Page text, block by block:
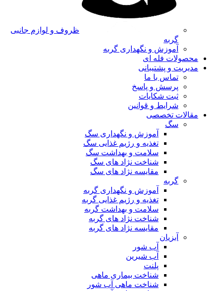
ظروف و لوازم جانبی
گربه
آموزش و نگهداری گربه
محصولات فله ای
مدیریت و پشتیبانی
تماس با ما
پرسش و پاسخ
ثبت شکایات
شرایط و قوانین
مقالات تخصصی
سگ
آموزش و نگهداری سگ
تغذیه و رژیم غذایی سگ
سلامت و بهداشت سگ
شناخت نژاد های سگ
مقایسه نژاد های سگ
گربه
آموزش و نگهداری گربه
تغذیه و رژیم غذایی گربه
سلامت و بهداشت گربه
شناخت نژاد های گربه
مقایسه نژاد های گربه
آبزیان
آب شور
آب شیرین
پلنت
شناخت بیماری ماهی
شناخت ماهی آب شور